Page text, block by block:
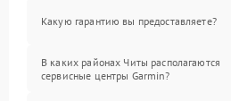
Какую гарантию вы предоставляете?
В каких районах Читы располагаются
сервисные центры Garmin?